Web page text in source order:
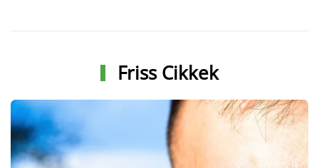
Friss Cikkek